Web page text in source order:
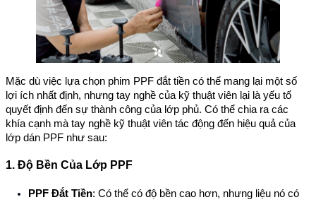
Mặc dù việc lựa chọn phim PPF đắt tiền có thể mang lại một số
lợi ích nhất định, nhưng tay nghề của kỹ thuật viên lại là yếu tố
quyết định đến sự thành công của lớp phủ. Có thể chia ra các
khía cạnh mà tay nghề kỹ thuật viên tác động đến hiệu quả của
lớp dán PPF như sau:
1. Độ Bền Của Lớp PPF
PPF Đắt Tiền: Có thể có độ bền cao hơn, nhưng liệu nó có